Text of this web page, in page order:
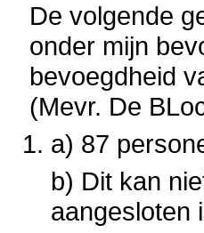
De volgende
onder mijn
bevoegdheid
(Mevr. De
a) 87
b) Dit kan
aangesloten